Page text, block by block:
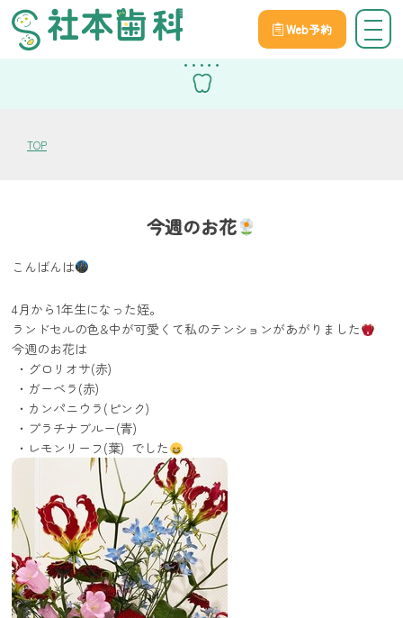
Web予約
スタッフブログ
TOP
今週のお花
こんばんは
4月から1年生になった姪。
ランドセルの色&中が可愛くて私のテンションがあがりました
今週のお花は
・グロリオサ(赤)
・ガーベラ(赤)
・カンパニウラ(ピンク)
・プラチナブルー(青)
・レモンリーフ(葉) でした